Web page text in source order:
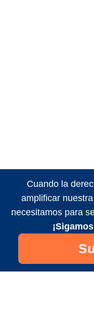
Cuando la
amplificar
necesitamos para